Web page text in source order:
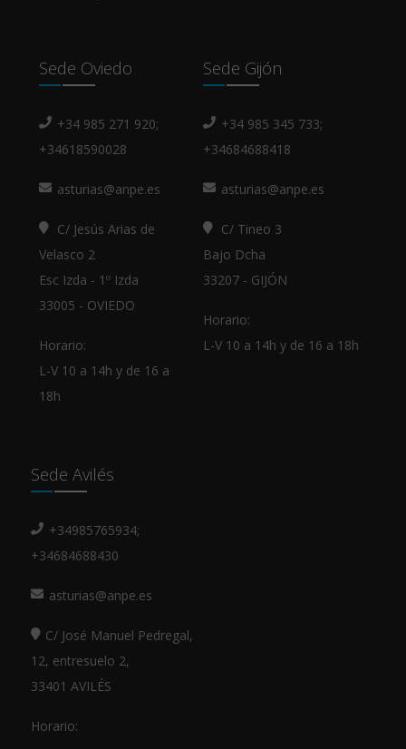
Sede Oviedo
+34 985 271 920;
+34618590028
asturias@anpe.es
C/ Jesús Arias de
Velasco 2
Esc Izda - 1º Izda
33005 - OVIEDO
Horario:
L-V 10 a 14h y de 16 a
18h
Sede Gijón
+34 985 345 733;
+34684688418
asturias@anpe.es
C/ Tineo 3
Bajo Dcha
33207 - GIJÓN
Horario:
L-V 10 a 14h y de 16 a 18h
Sede Avilés
+34985765934;
+34684688430
asturias@anpe.es
C/ José Manuel Pedregal,
12, entresuelo 2,
33401 AVILÉS
Horario: